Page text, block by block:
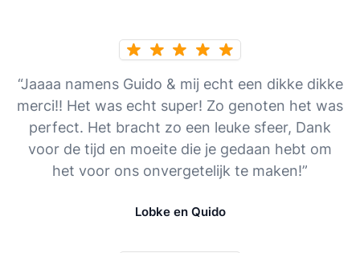
“Jaaaa namens Guido & mij echt een dikke dikke
merci!! Het was echt super! Zo genoten het was
perfect. Het bracht zo een leuke sfeer, Dank
voor de tijd en moeite die je gedaan hebt om
het voor ons onvergetelijk te maken!”
Lobke en Quido